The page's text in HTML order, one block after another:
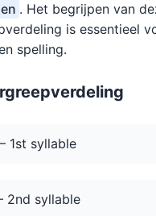
. Het begrijpen van
is essentieel
spelling.
1st syllable
syllable